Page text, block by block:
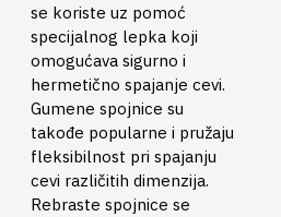
se koriste uz pomoć
specijalnog lepka koji
omogućava sigurno i
hermetično spajanje cevi.
Gumene spojnice su
takođe popularne i pružaju
fleksibilnost pri spajanju
cevi različitih dimenzija.
Rebraste spojnice se